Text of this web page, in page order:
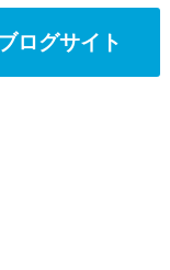
ログサイト